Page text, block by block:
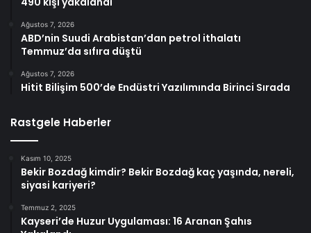
Ağustos 7, 2026
ABD’nin Suudi Arabistan’dan petrol ithalatı
Temmuz’da sıfıra düştü
Ağustos 7, 2026
Hitit Bilişim 500’de Endüstri Yazılımında Birinci Sırada
Rastgele Haberler
Kasım 10, 2025
Bekir Bozdağ kimdir? Bekir Bozdağ kaç yaşında, nereli,
siyasi kariyeri?
Temmuz 2, 2025
Kayseri’de Huzur Uygulaması: 16 Aranan Şahıs